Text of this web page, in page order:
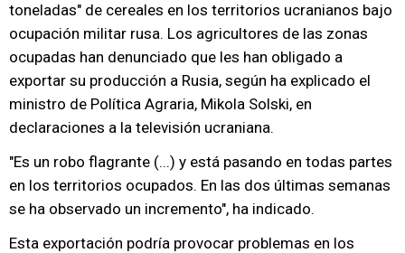
toneladas" de cereales en los territorios ucranianos bajo
ocupación militar rusa. Los agricultores de las zonas
ocupadas han denunciado que les han obligado a
exportar su producción a Rusia, según ha explicado el
ministro de Política Agraria, Mikola Solski, en
declaraciones a la televisión ucraniana.
"Es un robo flagrante (...) y está pasando en todas partes
en los territorios ocupados. En las dos últimas semanas
se ha observado un incremento", ha indicado.
Esta exportación podría provocar problemas en los